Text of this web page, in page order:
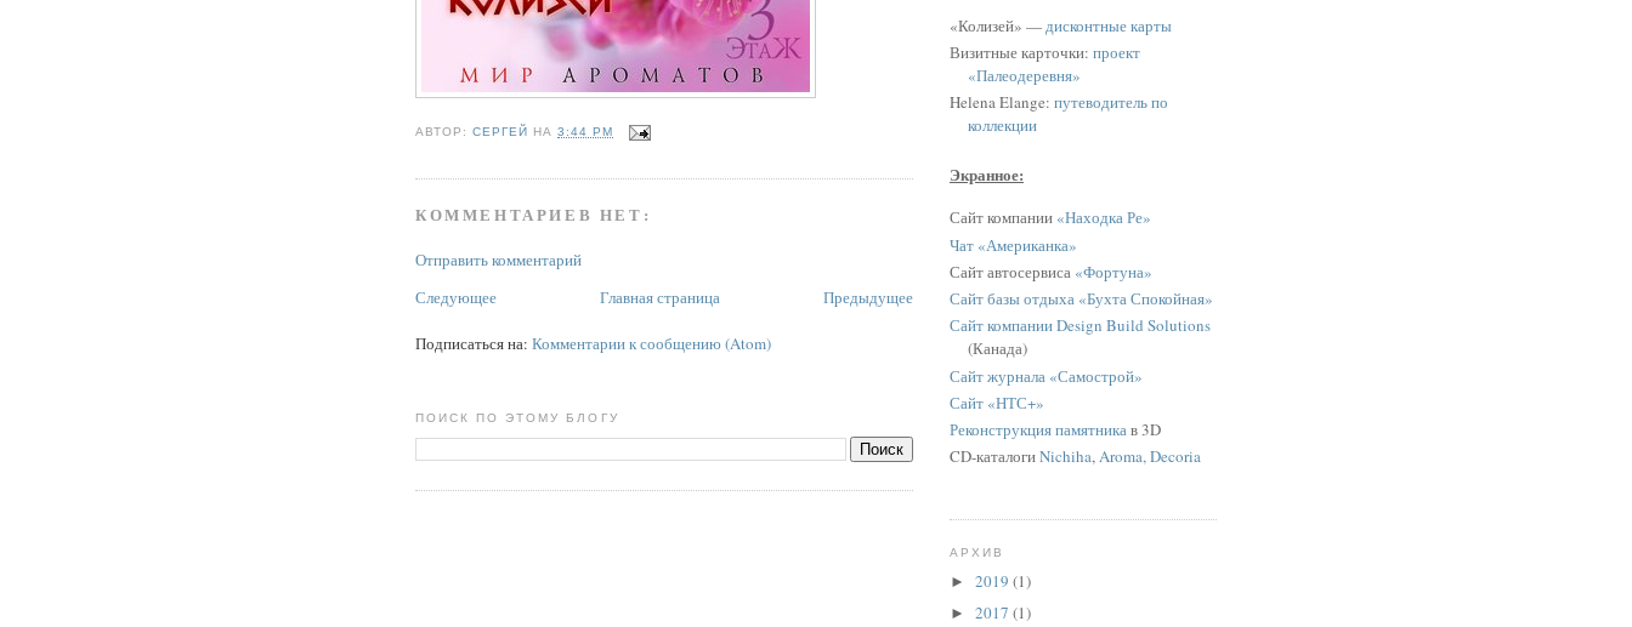
АВТОР:СЕРГЕЙ НА3:44 PM
КОММЕНТАРИЕВ НЕТ:
Отправить комментарий
Следующее
Предыдущее
Главная страница
Подписаться на: Комментарии к сообщению (Atom)
ПОИСК ПО ЭТОМУ БЛОГУ
«Колизей» —дисконтные карты
Визитные карточки: проект
«Палеодеревня»
Helena Elange: путеводитель по
коллекции
Экранное:
Сайт компании «Находка Ре»
Чат «Американка»
Сайт автосервиса «Фортуна»
Сайт базы отдыха «Бухта Спокойная»
Сайт компании Design Build Solutions
(Канада)
Сайт журнала «Самострой»
Сайт «НТС+»
Реконструкция памятникав 3D
CD-каталогиNichiha,Aroma, Decoria
АРХИВ
► 2019 (1)
► 2017 (1)